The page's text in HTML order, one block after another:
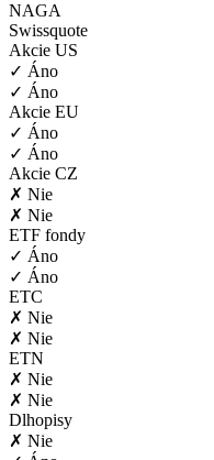
NAGA
Swissquote
Akcie US
✓ Áno
✓ Áno
Akcie EU
✓ Áno
✓ Áno
Akcie CZ
✗ Nie
✗ Nie
ETF fondy
✓ Áno
✓ Áno
ETC
✗ Nie
✗ Nie
ETN
✗ Nie
✗ Nie
Dlhopisy
✗ Nie